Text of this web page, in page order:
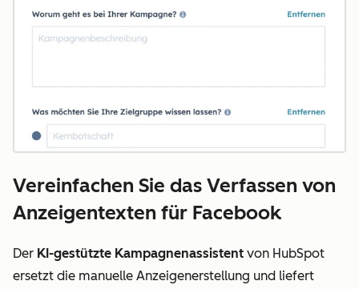
Vereinfachen Sie das Verfassen von
Anzeigentexten für Facebook
Der KI-gestützte Kampagnenassistent von HubSpot
ersetzt die manuelle Anzeigenerstellung und liefert